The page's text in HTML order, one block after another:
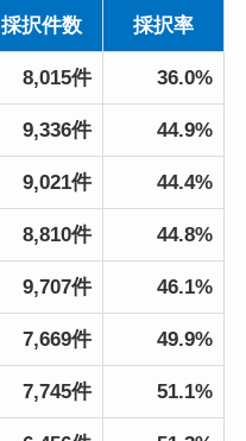
採択件数 採択率
8,015件 36.0%
9,336件 44.9%
9,021件 44.4%
8,810件 44.8%
9,707件 46.1%
7,669件 49.9%
7,745件 51.1%